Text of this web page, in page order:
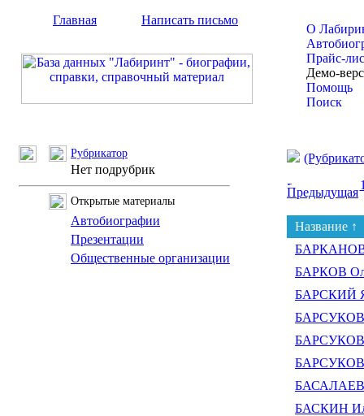
Главная Написать письмо
О
Прайс-
Демо-
Помощь
Поиск
Рубрикатор
Нет подрубрик
Открытые материалы
Автобиографии
Презентации
Общественные организации
Предыдущая
Название ↑
БАРКАНОВ
БАРКОВ
БАРСКИЙ
БАРСУКОВ
БАРСУКОВ
БАРСУКОВ
БАСАЛАЕВ
БАСКИН